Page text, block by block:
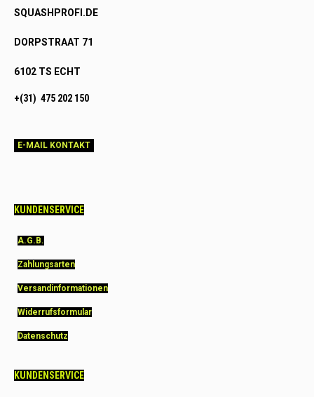
SQUASHPROFI.DE
DORPSTRAAT 71
6102 TS ECHT
+(31) 475 202 150
E-MAIL KONTAKT
KUNDENSERVICE
A.G.B.
Zahlungsarten
Versandinformationen
Widerrufsformular
Datenschutz
KUNDENSERVICE